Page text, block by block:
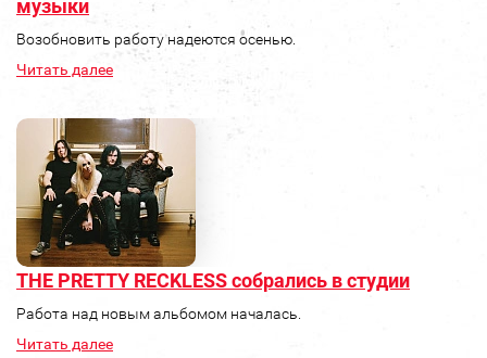
музыки
Возобновить работу надеются осенью.
Читать далее
THE PRETTY RECKLESS собрались в студии
Работа над новым альбомом началась.
Читать далее